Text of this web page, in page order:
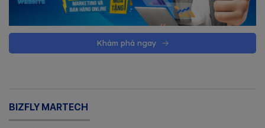
Khám phá ngay
BIZFLY MARTECH